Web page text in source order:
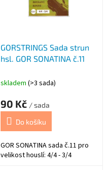
GORSTRINGS Sada strun
hsl. GOR SONATINA č.11
skladem (>3 sada)
90 Kč / sada
Do košíku
GOR SONATINA sada č.11 pro
velikost houslí: 4/4 - 3/4